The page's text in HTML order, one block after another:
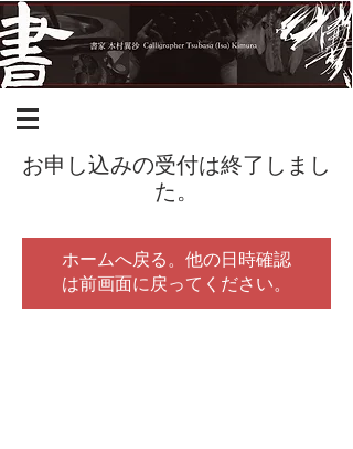
お申し込みの受付は終了しまし
た。
ホームへ戻る。他の日時確認
は前画面に戻ってください。